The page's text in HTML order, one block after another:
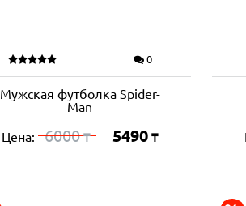
0
Мужская футболка Spider-
Man
Цена: 6000₸ 5490 ₸